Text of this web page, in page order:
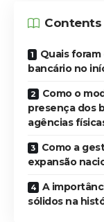
Contents
Quais
bancário no
Como o
presença dos
agências
Como a
expansão
A
sólidos na